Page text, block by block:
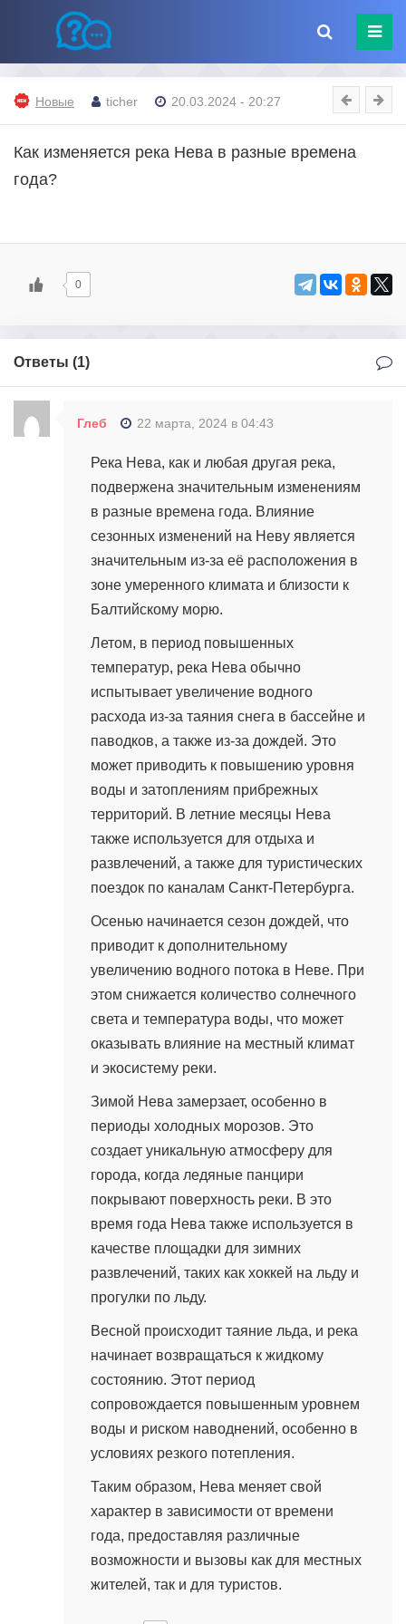
Новые ticher 20.03.2024 - 20:27
Как изменяется река Нева в разные времена
года?
0
Ответы (1)
Глеб 22 марта, 2024 в 04:43
Река Нева, как и любая другая река,
подвержена значительным изменениям
в разные времена года. Влияние
сезонных изменений на Неву является
значительным из-за её расположения в
зоне умеренного климата и близости к
Балтийскому морю.
Летом, в период повышенных
температур, река Нева обычно
испытывает увеличение водного
расхода из-за таяния снега в бассейне и
паводков, а также из-за дождей. Это
может приводить к повышению уровня
воды и затоплениям прибрежных
территорий. В летние месяцы Нева
также используется для отдыха и
развлечений, а также для туристических
поездок по каналам Санкт-Петербурга.
Осенью начинается сезон дождей, что
приводит к дополнительному
увеличению водного потока в Неве. При
этом снижается количество солнечного
света и температура воды, что может
оказывать влияние на местный климат
и экосистему реки.
Зимой Нева замерзает, особенно в
периоды холодных морозов. Это
создает уникальную атмосферу для
города, когда ледяные панцири
покрывают поверхность реки. В это
время года Нева также используется в
качестве площадки для зимних
развлечений, таких как хоккей на льду и
прогулки по льду.
Весной происходит таяние льда, и река
начинает возвращаться к жидкому
состоянию. Этот период
сопровождается повышенным уровнем
воды и риском наводнений, особенно в
условиях резкого потепления.
Таким образом, Нева меняет свой
характер в зависимости от времени
года, предоставляя различные
возможности и вызовы как для местных
жителей, так и для туристов.